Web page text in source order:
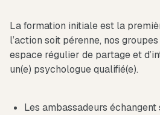
La formation initiale est la
l’action soit pérenne, nos
espace régulier de partage et
un(e) psychologue qualifié(e).
Les ambassadeurs